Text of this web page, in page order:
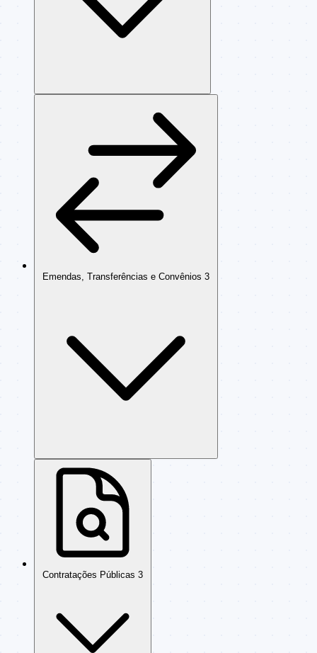
Emendas, Transferências e Convênios 3
Contratações Públicas 3